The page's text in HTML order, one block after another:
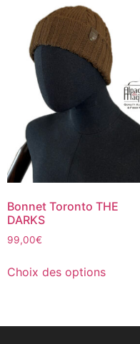
Bonnet Toronto THE
DARKS
99,00€
Choix des options